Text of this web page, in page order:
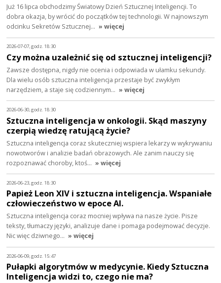
Już 16 lipca obchodzimy Światowy Dzień Sztucznej Inteligencji. To
dobra okazja, by wrócić do początków tej technologii. W najnowszym
odcinku Sekretów Sztucznej… » więcej
2026-07-07, godz. 18:30
Czy można uzależnić się od sztucznej inteligencji?
Zawsze dostępna, nigdy nie ocenia i odpowiada w ułamku sekundy.
Dla wielu osób sztuczna inteligencja przestaje być zwykłym
narzędziem, a staje się codziennym… » więcej
2026-06-30, godz. 18:30
Sztuczna inteligencja w onkologii. Skąd maszyny
czerpią wiedzę ratującą życie?
Sztuczna inteligencja coraz skuteczniej wspiera lekarzy w wykrywaniu
nowotworów i analizie badań obrazowych. Ale zanim nauczy się
rozpoznawać choroby, ktoś… » więcej
2026-06-23, godz. 18:30
Papież Leon XIV i sztuczna inteligencja. Wspaniałe
człowieczeństwo w epoce AI.
Sztuczna inteligencja coraz mocniej wpływa na nasze życie. Pisze
teksty, tłumaczy języki, analizuje dane i pomaga podejmować decyzje.
Nic więc dziwnego… » więcej
2026-06-09, godz. 15:47
Pułapki algorytmów w medycynie. Kiedy Sztuczna
Inteligencja widzi to, czego nie ma?